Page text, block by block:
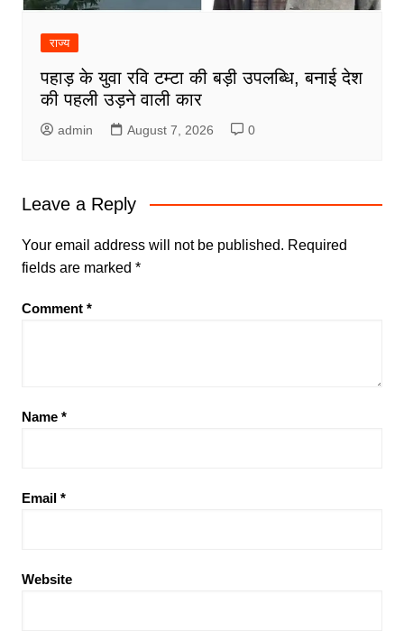
राज्य
पहाड़ के युवा रवि टम्टा की बड़ी उपलब्धि, बनाई देश
की पहली उड़ने वाली कार
admin August 7, 2026 0
Leave a Reply
Your email address will not be published. Required
fields are marked *
Comment *
Name *
Email *
Website